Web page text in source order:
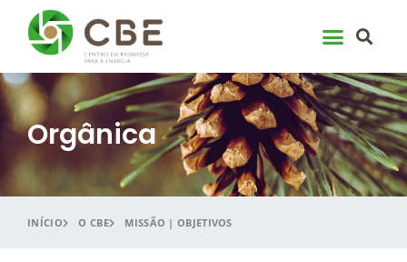
content
Orgânica
INÍCIO O CBE MISSÃO | OBJETIVOS